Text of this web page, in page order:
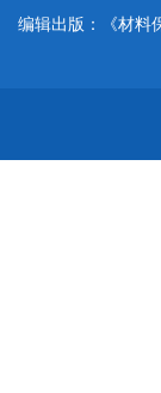
编辑出版：《材料